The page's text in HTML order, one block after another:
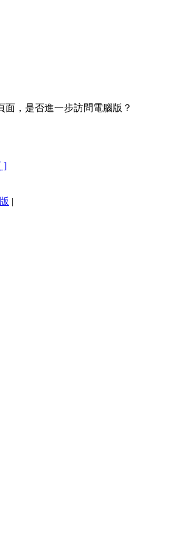
面，是否進一步訪問電腦版？
]
|